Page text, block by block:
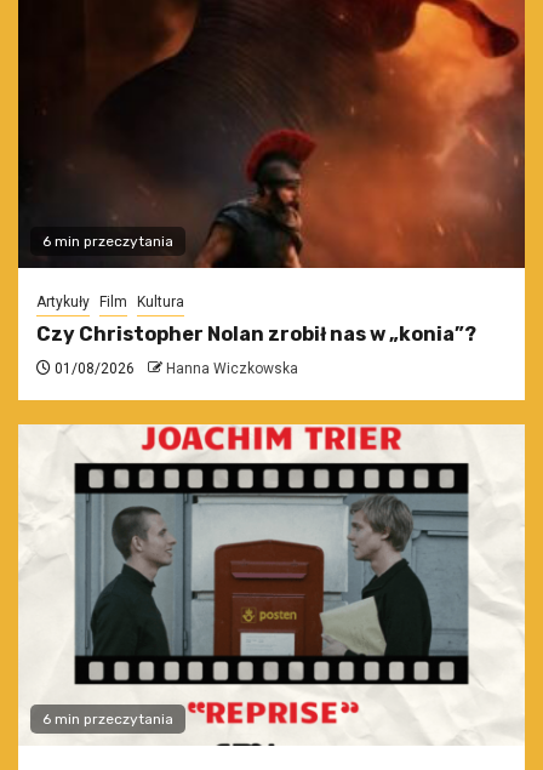
6 min przeczytania
Artykuły Film Kultura
Czy Christopher Nolan zrobił nas w „konia”?
01/08/2026 Hanna Wiczkowska
6 min przeczytania